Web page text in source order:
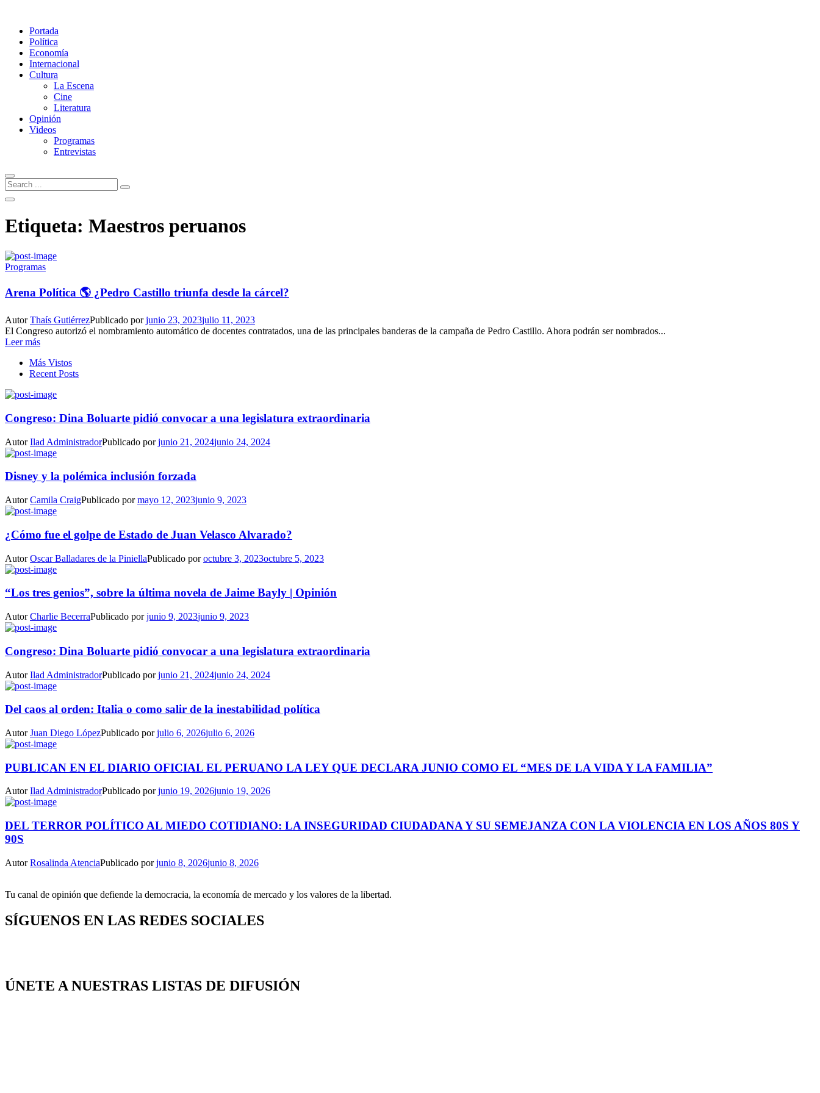
Portada
Política
Economía
Internacional
Cultura
La Escena
Cine
Literatura
Opinión
Videos
Programas
Entrevistas
Etiqueta: Maestros peruanos
Programas
Arena Política 🌎 ¿Pedro Castillo triunfa desde la cárcel?
AutorThaís GutiérrezPublicado porjunio 23, 2023julio 11, 2023
El Congreso autorizó el nombramiento automático de docentes contratados, una de las principales banderas de la campaña de Pedro Castillo. Ahora podrán ser nombrados...
Leer más
Más Vistos
Recent Posts
Congreso: Dina Boluarte pidió convocar a una legislatura extraordinaria
AutorIlad AdministradorPublicado porjunio 21, 2024junio 24, 2024
Disney y la polémica inclusión forzada
AutorCamila CraigPublicado pormayo 12, 2023junio 9, 2023
¿Cómo fue el golpe de Estado de Juan Velasco Alvarado?
AutorOscar Balladares de la PiniellaPublicado poroctubre 3, 2023octubre 5, 2023
“Los tres genios”, sobre la última novela de Jaime Bayly | Opinión
AutorCharlie BecerraPublicado porjunio 9, 2023junio 9, 2023
Congreso: Dina Boluarte pidió convocar a una legislatura extraordinaria
AutorIlad AdministradorPublicado porjunio 21, 2024junio 24, 2024
Del caos al orden: Italia o como salir de la inestabilidad política
AutorJuan Diego LópezPublicado porjulio 6, 2026julio 6, 2026
PUBLICAN EN EL DIARIO OFICIAL EL PERUANO LA LEY QUE DECLARA JUNIO COMO EL “MES DE LA VIDA Y LA FAMILIA”
AutorIlad AdministradorPublicado porjunio 19, 2026junio 19, 2026
DEL TERROR POLÍTICO AL MIEDO COTIDIANO: LA INSEGURIDAD CIUDADANA Y SU SEMEJANZA CON LA VIOLENCIA EN LOS AÑOS 80S Y
90S
AutorRosalinda AtenciaPublicado porjunio 8, 2026junio 8, 2026
Tu canal de opinión que defiende la democracia, la economía de mercado y los valores de la libertad.
SÍGUENOS EN LAS REDES SOCIALES
ÚNETE A NUESTRAS LISTAS DE DIFUSIÓN